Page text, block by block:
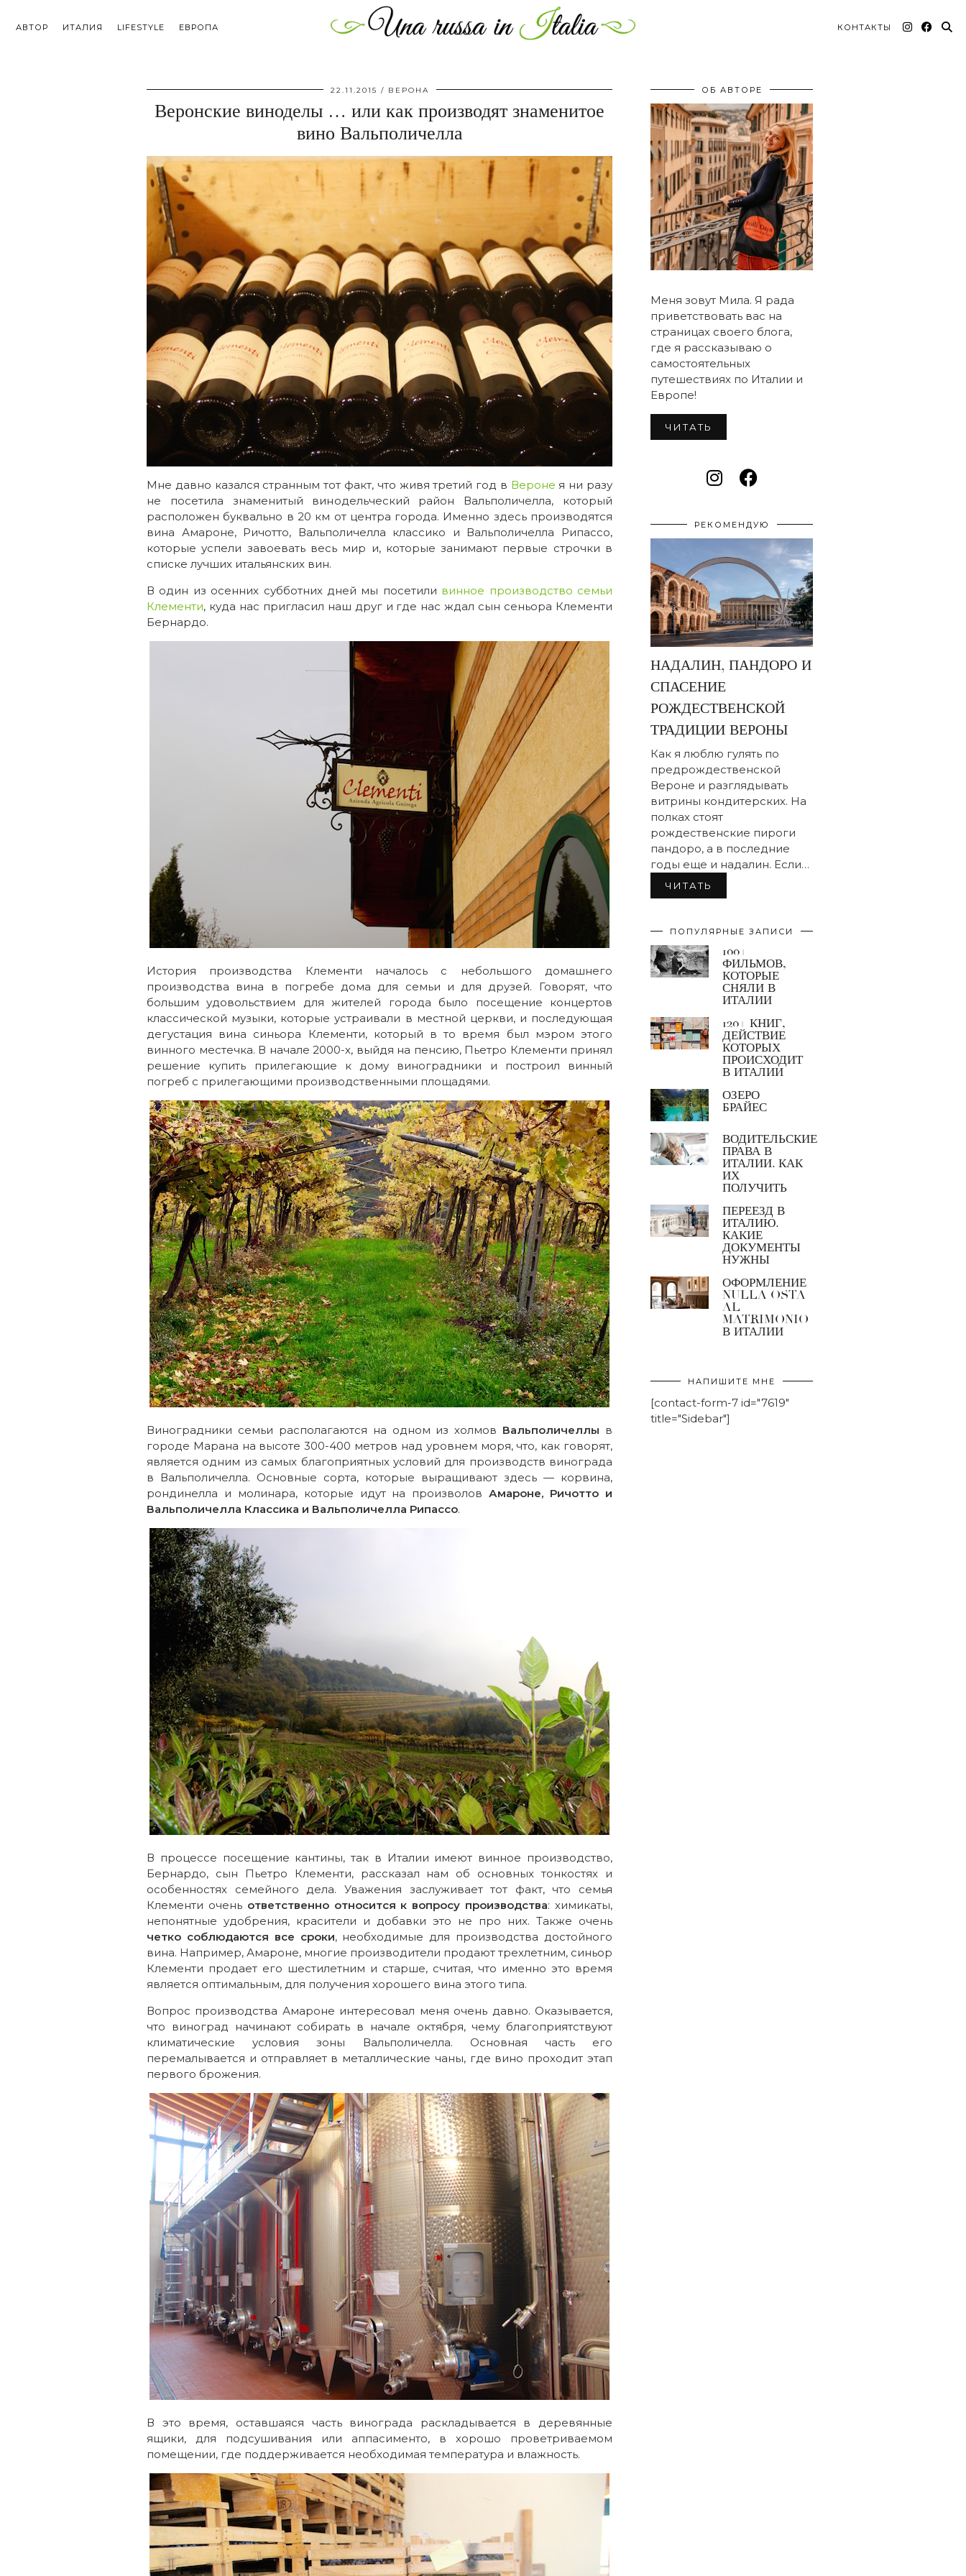
АВТОР ИТАЛИЯ LIFESTYLE ЕВРОПА КОНТАКТЫ
22.11.2015 ВЕРОНА
Веронские виноделы … или как производят знаменитое
вино Вальполичелла
Мне давно казался странным тот факт, что живя третий год в Вероне я ни разу
не посетила знаменитый винодельческий район Вальполичелла, который
расположен буквально в 20 км от центра города. Именно здесь производятся
вина Амароне, Ричотто, Вальполичелла классико и Вальполичелла Рипассо,
которые успели завоевать весь мир и, которые занимают первые строчки в
списке лучших итальянских вин.
В один из осенних субботних дней мы посетили винное производство семьи
Клементи, куда нас пригласил наш друг и где нас ждал сын сеньора Клементи
Бернардо.
История производства Клементи началось с небольшого домашнего
производства вина в погребе дома для семьи и для друзей. Говорят, что
большим удовольствием для жителей города было посещение концертов
классической музыки, которые устраивали в местной церкви, и последующая
дегустация вина синьора Клементи, который в то время был мэром этого
винного местечка. В начале 2000-х, выйдя на пенсию, Пьетро Клементи принял
решение купить прилегающие к дому виноградники и построил винный
погреб с прилегающими производственными площадями.
Виноградники семьи располагаются на одном из холмов Вальполичеллы в
городе Марана на высоте 300-400 метров над уровнем моря, что, как говорят,
является одним из самых благоприятных условий для производств винограда
в Вальполичелла. Основные сорта, которые выращивают здесь — корвина,
рондинелла и молинара, которые идут на произволовАмароне, Ричотто и
Вальполичелла Классика и Вальполичелла Рипассо.
В процессе посещение кантины, так в Италии имеют винное производство,
Бернардо, сын Пьетро Клементи, рассказал нам об основных тонкостях и
особенностях семейного дела. Уважения заслуживает тот факт, что семья
Клементи очень ответственно относится к вопросу производства: химикаты,
непонятные удобрения, красители и добавки это не про них. Также очень
четко соблюдаются все сроки, необходимые для производства достойного
вина. Например, Амароне, многие производители продают трехлетним, синьор
Клементи продает его шестилетним и старше, считая, что именно это время
является оптимальным, для получения хорошего вина этого типа.
Вопрос производства Амароне интересовал меня очень давно. Оказывается,
что виноград начинают собирать в начале октября, чему благоприятствуют
климатические условия зоны Вальполичелла. Основная часть его
перемалывается и отправляет в металлические чаны, где вино проходит этап
первого брожения.
В это время, оставшаяся часть винограда раскладывается в деревянные
ящики, для подсушивания или аппасименто, в хорошо проветриваемом
помещении, где поддерживается необходимая температура и влажность.
ОБ АВТОРЕ
Меня зовут Мила. Я рада
приветствовать вас на
страницах своего блога,
где я рассказываю о
самостоятельных
путешествиях по Италии и
Европе!
ЧИТАТЬ
РЕКОМЕНДУЮ
НАДАЛИН, ПАНДОРО И
СПАСЕНИЕ
РОЖДЕСТВЕНСКОЙ
ТРАДИЦИИ ВЕРОНЫ
Как я люблю гулять по
предрождественской
Вероне и разглядывать
витрины кондитерских. На
полках стоят
рождественские пироги
пандоро, а в последние
годы еще и надалин. Если…
ЧИТАТЬ
ПОПУЛЯРНЫЕ ЗАПИСИ
100+
ФИЛЬМОВ,
КОТОРЫЕ
СНЯЛИ В
ИТАЛИИ
120+ КНИГ,
ДЕЙСТВИЕ
КОТОРЫХ
ПРОИСХОДИТ
В ИТАЛИИ
ОЗЕРО
БРАЙЕС
ВОДИТЕЛЬСКИЕ
ПРАВА В
ИТАЛИИ. КАК
ИХ
ПОЛУЧИТЬ
ПЕРЕЕЗД В
ИТАЛИЮ.
КАКИЕ
ДОКУМЕНТЫ
НУЖНЫ
ОФОРМЛЕНИЕ
NULLA OSTA
AL
MATRIMONIO
В ИТАЛИИ
НАПИШИТЕ МНЕ
[contact-form-7 id="7619"
title="Sidebar"]